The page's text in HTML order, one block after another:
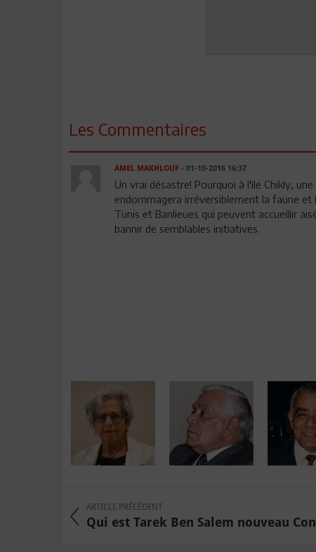
Les Commentaires
AMEL MAKHLOUF- 01-10-2016 16:37
Un vrai désastre! Pourquoi à l'île Chikly,
endommagera irréversiblement la faune
Tunis et Banlieues qui peuvent accueillir
bannir de semblables initiatives.
ARTICLE PRÉCÉDENT
Qui est Tarek Ben Salem nouveau